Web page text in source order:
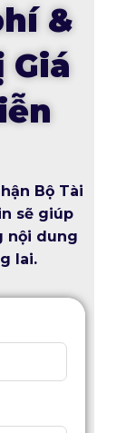
&
Giá
Bộ Tài
sẽ giúp
nội dung
lai.